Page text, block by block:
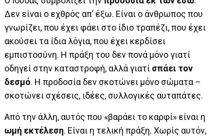
Δεν είναι ο εχθρός απ’ έξω. Είναι ο άνθρωπος που
γνωρίζει, που έχει φάει στο ίδιο τραπέζι, που έχει
ακούσει τα ίδια λόγια, που έχει κερδίσει
εμπιστοσύνη. Η πράξη του δεν πονά μόνο γιατί
οδηγεί στην καταστροφή, αλλά γιατί σπάει τον
δεσμό. Η προδοσία δεν σκοτώνει μόνο σώματα –
σκοτώνει σχέσεις, ιδέες, συλλογικές αυταπάτες.
Από την άλλη, αυτός που «βαράει το καρφί» είναι η
ωμή εκτέλεση. Είναι η τελική πράξη. Χωρίς αυτόν,